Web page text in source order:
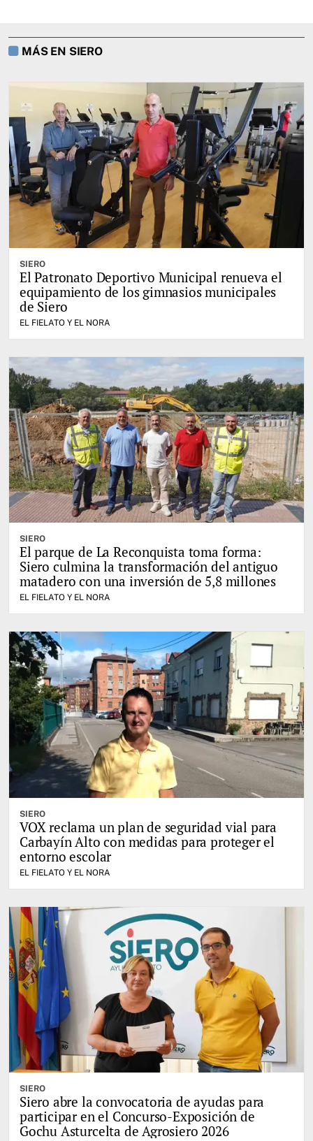
MÁS EN SIERO
SIERO
El Patronato Deportivo Municipal renueva el
equipamiento de los gimnasios municipales
de Siero
EL FIELATO Y EL NORA
SIERO
El parque de La Reconquista toma forma:
Siero culmina la transformación del antiguo
matadero con una inversión de 5,8 millones
EL FIELATO Y EL NORA
SIERO
VOX reclama un plan de seguridad vial para
Carbayín Alto con medidas para proteger el
entorno escolar
EL FIELATO Y EL NORA
SIERO
Siero abre la convocatoria de ayudas para
participar en el Concurso-Exposición de
Gochu Asturcelta de Agrosiero 2026